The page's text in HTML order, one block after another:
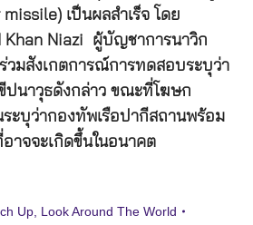
เป็นผลสำเร็จ โดย
Khan Niazi ผู้บัญชาการนาวิก
วมสังเกตการณ์การทดสอบระบุว่า
ปนาวุธดังกล่าว ขณะที่โฆษก
ะบุว่ากองทัพเรือปากีสถานพร้อม
จจะเกิดขึ้นในอนาคต
Up, Look Around The World